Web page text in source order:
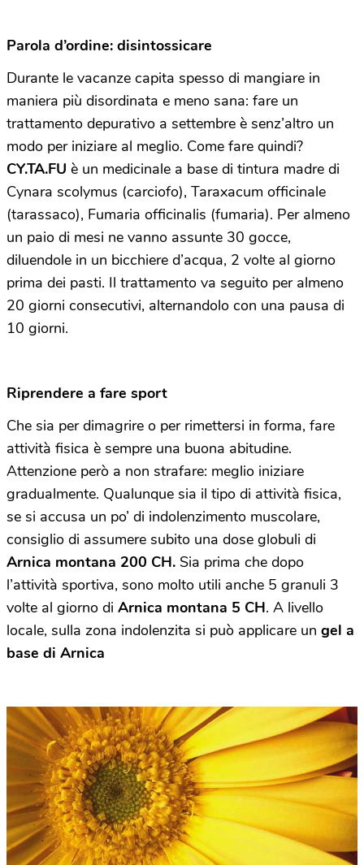
Parola d’ordine: disintossicare
Durante le vacanze capita spesso di mangiare in
maniera più disordinata e meno sana: fare un
trattamento depurativo a settembre è senz’altro un
modo per iniziare al meglio. Come fare quindi?
CY.TA.FU è un medicinale a base di tintura madre di
Cynara scolymus (carciofo), Taraxacum officinale
(tarassaco), Fumaria officinalis (fumaria). Per almeno
un paio di mesi ne vanno assunte 30 gocce,
diluendole in un bicchiere d’acqua, 2 volte al giorno
prima dei pasti. Il trattamento va seguito per almeno
20 giorni consecutivi, alternandolo con una pausa di
10 giorni.
Riprendere a fare sport
Che sia per dimagrire o per rimettersi in forma, fare
attività fisica è sempre una buona abitudine.
Attenzione però a non strafare: meglio iniziare
gradualmente. Qualunque sia il tipo di attività fisica,
se si accusa un po’ di indolenzimento muscolare,
consiglio di assumere subito una dose globuli di
Arnica montana 200 CH. Sia prima che dopo
l’attività sportiva, sono molto utili anche 5 granuli 3
volte al giorno di Arnica montana 5 CH. A livello
locale, sulla zona indolenzita si può applicare un gel a
base di Arnica